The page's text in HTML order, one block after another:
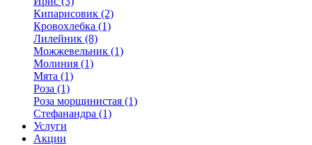
Кипарисовик (2)
Кровохлебка (1)
Лилейник (8)
Можжевельник (1)
Молиния (1)
Мята (1)
Роза (1)
Роза морщинистая (1)
Стефанандра (1)
Услуги
Акции